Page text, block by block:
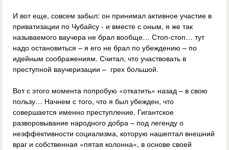
И вот еще, совсем забыл: он принимал активное участие в
приватизации по Чубайсу - и вместе с оным, я же так
называемого ваучера не брал вообще… Стоп-стоп… тут
надо остановиться – я его не брал по убеждению – по
идейным соображениям. Считал, что участвовать в
преступной ваучеризации – грех большой.
Вот с этого момента попробую «откатить» назад – в свою
пользу… Начнем с того, что я был убежден, что
совершается именно преступление. Гигантское
разворовывание народного добра – под легенду о
неэффективности социализма, которую нашептал внешний
враг и собственная «пятая колонна», в основе своей